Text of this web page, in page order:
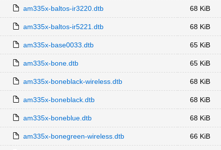
am335x-baltos-ir3220.dtb 68 KiB
am335x-baltos-ir5221.dtb 68 KiB
am335x-base0033.dtb 65 KiB
am335x-bone.dtb 65 KiB
am335x-boneblack-wireless.dtb 68 KiB
am335x-boneblack.dtb 68 KiB
am335x-boneblue.dtb 68 KiB
am335x-bonegreen-wireless.dtb 66 KiB